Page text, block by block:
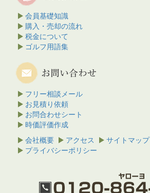
会員基礎知識
購入・売却の流れ
税金について
ゴルフ用語集
フリー相談メール
お見積り依頼
お問合わせシート
時価評価作成
会社概要
アクセス
サイトマップ
プライバシーポリシー